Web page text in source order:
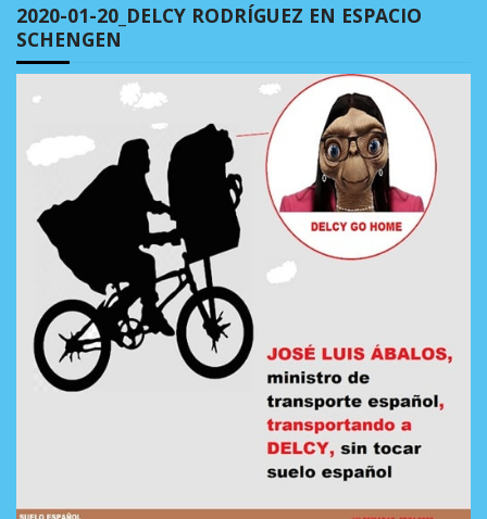
2020-01-20_DELCY RODRÍGUEZ EN ESPACIO
SCHENGEN